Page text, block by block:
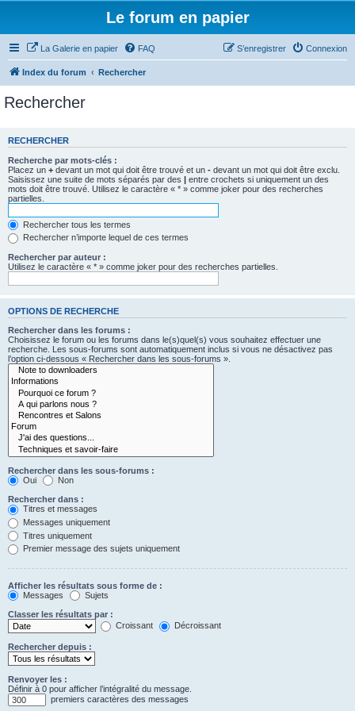
Le forum en papier
La Galerie en papier FAQ Connexion
S’enregistrer
Index du forum Rechercher
Rechercher
RECHERCHER
Recherche par mots-clés :
Placez un + devant un mot qui doit être trouvé et un - devant un mot qui doit être exclu.
Saisissez une suite de mots séparés par des | entre crochets si uniquement un des
mots doit être trouvé. Utilisez le caractère « * » comme joker pour des recherches
partielles.
Rechercher tous les termes
Rechercher n’importe lequel de ces termes
Rechercher par auteur :
Utilisez le caractère « * » comme joker pour des recherches partielles.
OPTIONS DE RECHERCHE
Rechercher dans les forums :
Choisissez le forum ou les forums dans le(s)quel(s) vous souhaitez effectuer une
recherche. Les sous-forums sont automatiquement inclus si vous ne désactivez pas
l’option ci-dessous « Rechercher dans les sous-forums ».
Rechercher dans les sous-forums :
Oui
Non
Rechercher dans :
Titres et messages
Messages uniquement
Titres uniquement
Premier message des sujets uniquement
Afficher les résultats sous forme de :
Messages
Sujets
Classer les résultats par :
Croissant
Décroissant
Rechercher depuis :
Renvoyer les :
Définir à 0 pour afficher l’intégralité du message.
premiers caractères des messages